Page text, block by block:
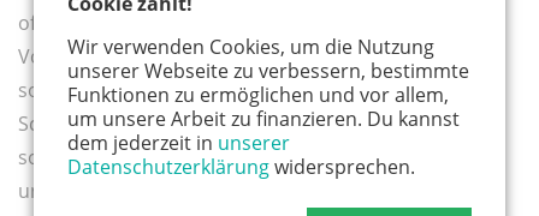
Wir verwenden Cookies, um die Nutzung
unserer Webseite zu verbessern, bestimmte
Funktionen zu ermöglichen und vor allem,
um unsere Arbeit zu finanzieren. Du kannst
dem jederzeit in unserer
Datenschutzerklärungwidersprechen.
offizielle Formulierungen. Geht es um die
Vormundschaft, schreibt man also nicht ‚Tante Lena
soll sich um das Kind kümmern‘, sondern ‚Meine
Schwester Lena Meier, geboren am ..., wohnhaft in ...,
soll im Falle meines Todes die Vormundschaft für
unseren Sohn überneh- men‘.